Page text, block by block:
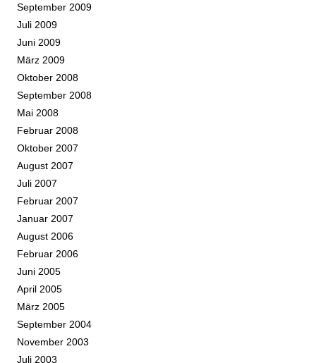
September 2009
Juli 2009
Juni 2009
März 2009
Oktober 2008
September 2008
Mai 2008
Februar 2008
Oktober 2007
August 2007
Juli 2007
Februar 2007
Januar 2007
August 2006
Februar 2006
Juni 2005
April 2005
März 2005
September 2004
November 2003
Juli 2003